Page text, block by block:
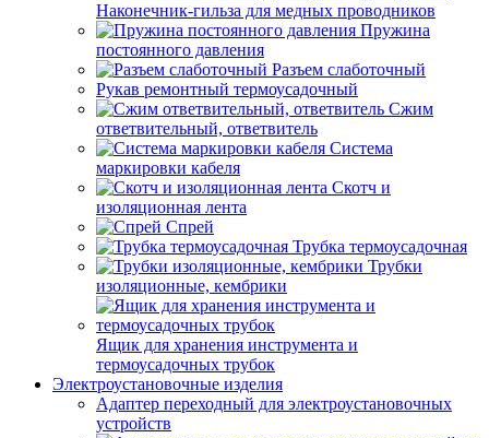
Наконечник-гильза для медных проводников
Пружина
постоянного давления
Разъем слаботочный
Рукав ремонтный термоусадочный
Сжим
ответвительный, ответвитель
Система
маркировки кабеля
Скотч и
изоляционная лента
Спрей
Трубка термоусадочная
Трубки
изоляционные, кембрики
Ящик для хранения инструмента и
термоусадочных трубок
Электроустановочные изделия
Адаптер переходный для электроустановочных
устройств